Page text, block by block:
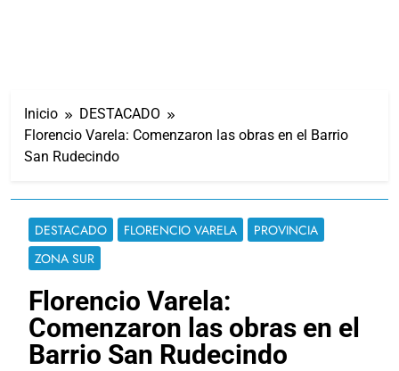
Inicio
DESTACADO
Florencio Varela: Comenzaron las obras en el Barrio
San Rudecindo
DESTACADO FLORENCIO VARELA
PROVINCIA
ZONA SUR
Florencio Varela:
Comenzaron las obras en el
Barrio San Rudecindo